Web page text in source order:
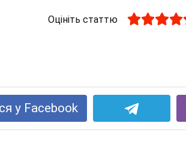
Оцініть статтю
у Facebook